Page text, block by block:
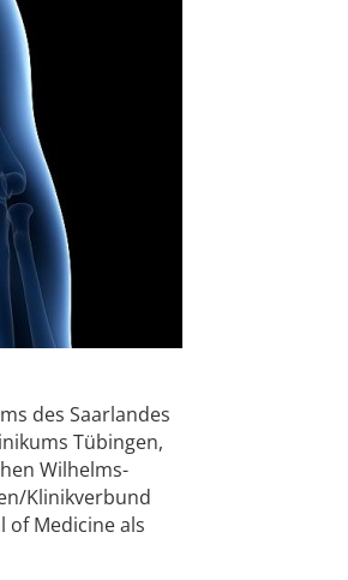
des Saarlandes
Tübingen,
Wilhelms-
Klinikverbund
of Medicine als